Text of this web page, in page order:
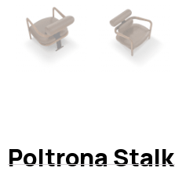
Poltrona Stalk